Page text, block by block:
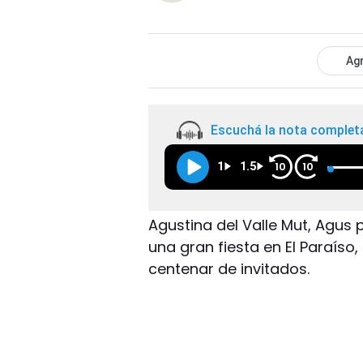
Escuchá la nota
1 1.5 10 10
Agustina del Valle Mut,
una gran fiesta en El
centenar de invitados.